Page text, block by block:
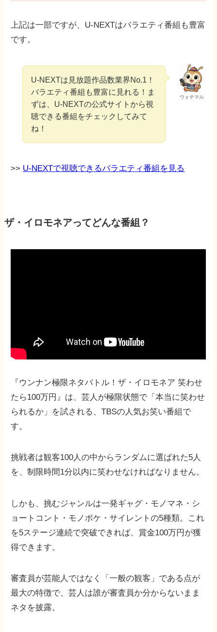
上記は一部ですが、U-NEXTはバラエティ番組も豊富
です。
ウォチマル
U-NEXTは見放題作品数業界No.1！
バラエティ番組も豊富に見れる！ま
ずは、U-NEXTの公式サイトから視
聴できる番組をチェックしてみて
ね！
>> U-NEXTで視聴できるバラエティ番組を見る
ザ・イロモネアってどんな番組？
『ウンナン極限ネタバトル！ザ・イロモネア 笑わせ
たら100万円』は、芸人が極限状態で「本当に笑わせ
られるか」を試される、TBSの人気お笑い番組で
す。
挑戦者は観客100人の中からランダムに選ばれた5人
を、制限時間1分以内に笑わせなければなりません。
しかも、挑むジャンルは一発ギャグ・モノマネ・シ
ョートコント・モノボケ・サイレントの5種類。これ
を5ステージ連続で突破できれば、賞金100万円が獲
得できます。
審査員が芸能人ではなく「一般の観客」である点が
最大の特徴で、芸人は誰が審査員か分からないまま
ネタを披露。